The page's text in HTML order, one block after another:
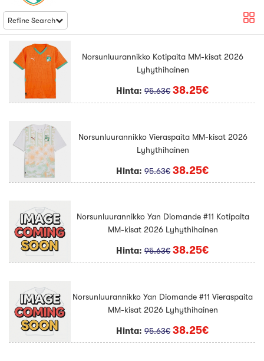
Refine Search
Norsunluurannikko Kotipaita MM-kisat 2026
Lyhythihainen
Hinta:95.63€ 38.25€
Norsunluurannikko Vieraspaita MM-kisat 2026
Lyhythihainen
Hinta:95.63€ 38.25€
Norsunluurannikko Yan Diomande #11 Kotipaita
MM-kisat 2026 Lyhythihainen
Hinta:95.63€ 38.25€
Norsunluurannikko Yan Diomande #11 Vieraspaita
MM-kisat 2026 Lyhythihainen
Hinta:95.63€ 38.25€